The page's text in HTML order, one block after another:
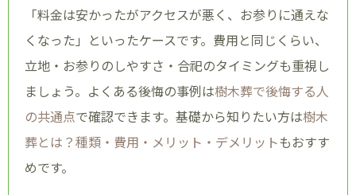
「料金は安かったがアクセスが悪く、お参りに通えな
くなった」といったケースです。費用と同じくらい、
立地・お参りのしやすさ・合祀のタイミングも重視し
ましょう。よくある後悔の事例は樹木葬で後悔する人
の共通点で確認できます。基礎から知りたい方は樹木
葬とは？種類・費用・メリット・デメリットもおすす
めです。